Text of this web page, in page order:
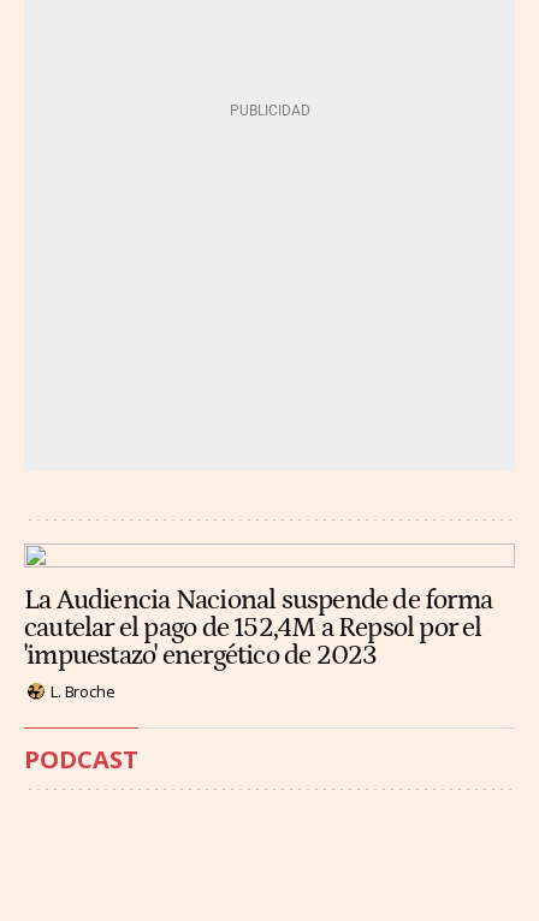
La Audiencia Nacional suspende de forma
cautelar el pago de 152,4M a Repsol por el
'impuestazo' energético de 2023
L. Broche
PODCAST